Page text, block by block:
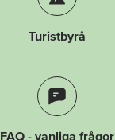
Turistbyrå
FAQ - vanliga frågor